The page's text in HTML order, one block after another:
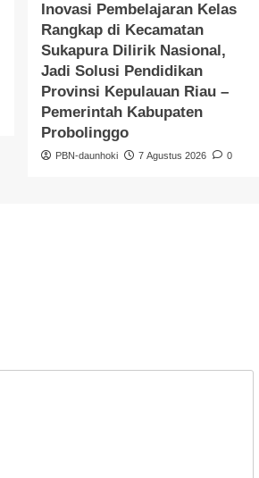
Inovasi Pembelajaran Kelas
Rangkap di Kecamatan
Sukapura Dilirik Nasional,
Jadi Solusi Pendidikan
Provinsi Kepulauan Riau –
Pemerintah Kabupaten
Probolinggo
PBN-daunhoki 7 Agustus 2026 0